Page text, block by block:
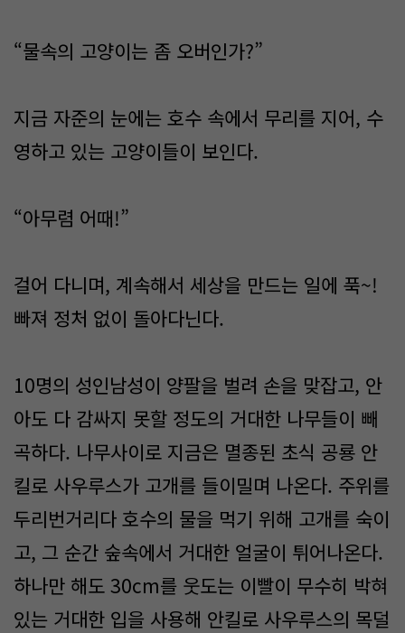
“물속의 고양이는 좀 오버인가?”
지금 자준의 눈에는 호수 속에서 무리를 지어, 수
영하고 있는 고양이들이 보인다.
“아무렴 어때!”
걸어 다니며, 계속해서 세상을 만드는 일에 푹~!
빠져 정처 없이 돌아다닌다.
10명의 성인남성이 양팔을 벌려 손을 맞잡고, 안
아도 다 감싸지 못할 정도의 거대한 나무들이 빼
곡하다. 나무사이로 지금은 멸종된 초식 공룡 안
킬로 사우루스가 고개를 들이밀며 나온다. 주위를
두리번거리다 호수의 물을 먹기 위해 고개를 숙이
고, 그 순간 숲속에서 거대한 얼굴이 튀어나온다.
하나만 해도 30cm를 웃도는 이빨이 무수히 박혀
있는 거대한 입을 사용해 안킬로 사우루스의 목덜